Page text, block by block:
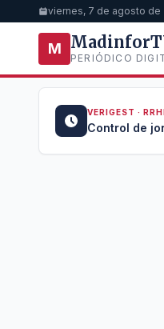
viernes, 7 de agosto de
M
PERIÓDICO
VERIGEST ·
Control de